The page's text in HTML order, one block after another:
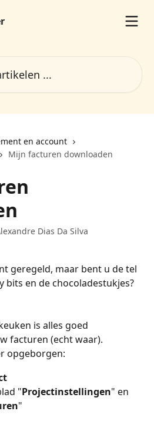
en account
Mijn facturen downloaden
Dias Da Silva
geregeld, maar bent u de tel
bits en de chocoladestukjes?
is alles goed
facturen (echt waar).
opgeborgen:
"Projectinstellingen" en
"